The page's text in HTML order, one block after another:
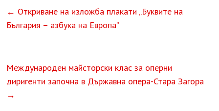
← Откриване на изложба плакати „Буквите на
България – азбука на Европа”
Международен майсторски клас за оперни
диригенти започна в Държавна опера-Стара Загора
→